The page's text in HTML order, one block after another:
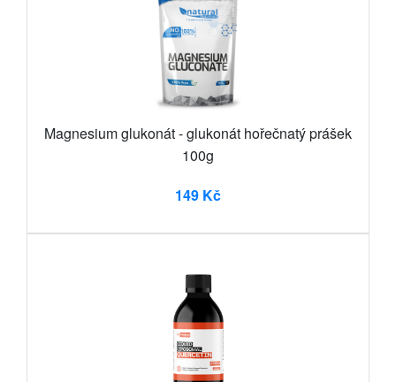
Magnesium glukonát - glukonát hořečnatý prášek
100g
149 Kč